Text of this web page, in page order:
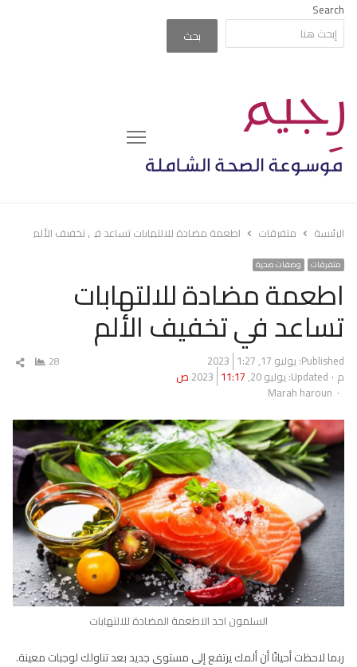
Search
بحث
Menu
الرئيسة متفرقات اطعمة مضادة للالتهابات تساعد في تخفيف الألم
متفرقات وصفات صحية
اطعمة مضادة للالتهابات
تساعد في تخفيف الألم
Published: يوليو 17, 2023
1:27
م Updated: يوليو 20, 2023 11:17 ص
Author
Marah haroun
28
السلمون احد الاطعمة المضادة للالتهابات
ربما لاحظت أحيانًا أن ألمك يرتفع إلى مستوى جديد بعد تناولك لوجبات معينة.